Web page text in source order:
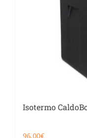
Isotermo
96,00€